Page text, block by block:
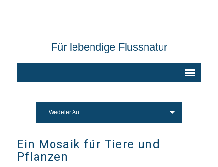
Für lebendige Flussnatur
Wedeler Au
Ein Mosaik für Tiere und
Pflanzen